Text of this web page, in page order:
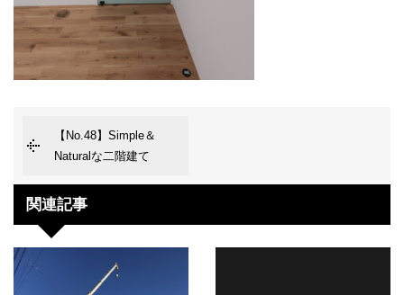
【No.48】Simple＆
Naturalな二階建て
関連記事